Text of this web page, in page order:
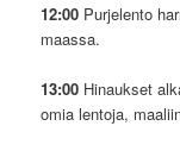
12:00 Purjelento
maassa.
13:00 Hinaukset
omia lentoja,